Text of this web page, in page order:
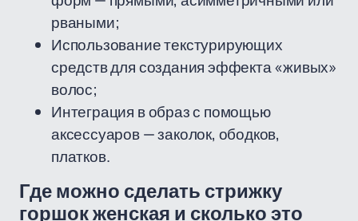
рваными;
Использование текстурирующих
средств для создания эффекта «живых»
волос;
Интеграция в образ с помощью
аксессуаров — заколок, ободков,
платков.
Где можно сделать стрижку
горшок женская и сколько это